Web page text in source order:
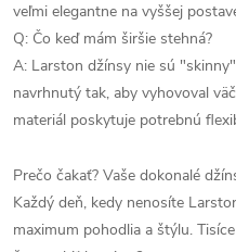
veľmi elegantne na vyššej
Q: Čo keď mám širšie stehná?
A: Larston džínsy nie sú
navrhnutý tak, aby vyhovoval
materiál poskytuje potrebnú
Prečo čakať? Vaše dokonalé
Každý deň, kedy nenosíte
maximum pohodlia a štýlu.